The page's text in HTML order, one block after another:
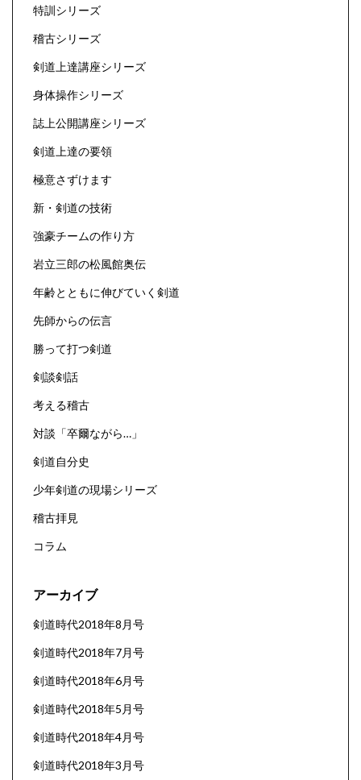
特訓シリーズ
稽古シリーズ
剣道上達講座シリーズ
身体操作シリーズ
誌上公開講座シリーズ
剣道上達の要領
極意さずけます
新・剣道の技術
強豪チームの作り方
岩立三郎の松風館奥伝
年齢とともに伸びていく剣道
先師からの伝言
勝って打つ剣道
剣談剣話
考える稽古
対談「卒爾ながら…」
剣道自分史
少年剣道の現場シリーズ
稽古拝見
コラム
アーカイブ
剣道時代2018年8月号
剣道時代2018年7月号
剣道時代2018年6月号
剣道時代2018年5月号
剣道時代2018年4月号
剣道時代2018年3月号